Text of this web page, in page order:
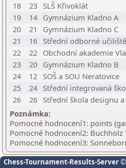
18
23 SLŠ Křivoklát
19
14 Gymnázium Kladno A
20
21 Gymnázium Kladno C
21
16 Střední odborné
22
22 Obchodní akademie
23
20 Gymnázium Kladno B
24
12 SOŠ a SOU Neratovice
25
24 Střední integrovaná
26
26 Střední škola designu
Poznámka:
Pomocné hodnocení1: points
Pomocné hodnocení2:
Pomocné hodnocení3:
Chess-Tournament-Results-Server©